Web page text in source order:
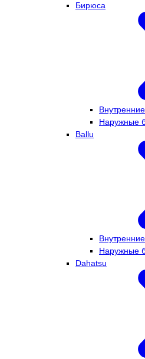
Бирюса
Наружные
Ballu
Наружные
Dahatsu